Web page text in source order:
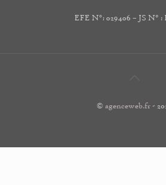
EFE N°: 029406 – JS N° :
© agenceweb.fr-